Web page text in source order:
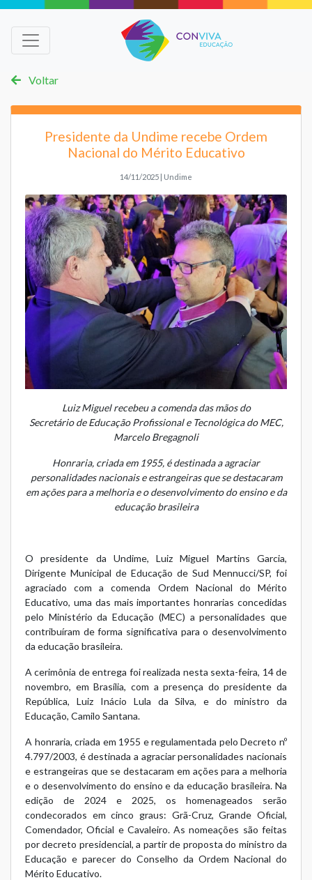
Voltar
Presidente da Undime recebe Ordem
Nacional do Mérito Educativo
14/11/2025 | Undime
Luiz Miguel recebeu a comenda das mãos do
Secretário de Educação Profissional e Tecnológica do MEC,
Marcelo Bregagnoli
Honraria, criada em 1955, é destinada a agraciar
personalidades nacionais e estrangeiras que se destacaram
em ações para a melhoria e o desenvolvimento do ensino e da
educação brasileira
O presidente da Undime, Luiz Miguel Martins Garcia,
Dirigente Municipal de Educação de Sud Mennucci/SP, foi
agraciado com a comenda Ordem Nacional do Mérito
Educativo, uma das mais importantes honrarias concedidas
pelo Ministério da Educação (MEC) a personalidades que
contribuíram de forma significativa para o desenvolvimento
da educação brasileira.
A cerimônia de entrega foi realizada nesta sexta-feira, 14 de
novembro, em Brasília, com a presença do presidente da
República, Luiz Inácio Lula da Silva, e do ministro da
Educação, Camilo Santana.
A honraria, criada em 1955 e regulamentada pelo Decreto nº
4.797/2003, é destinada a agraciar personalidades nacionais
e estrangeiras que se destacaram em ações para a melhoria
e o desenvolvimento do ensino e da educação brasileira. Na
edição de 2024 e 2025, os homenageados serão
condecorados em cinco graus: Grã-Cruz, Grande Oficial,
Comendador, Oficial e Cavaleiro. As nomeações são feitas
por decreto presidencial, a partir de proposta do ministro da
Educação e parecer do Conselho da Ordem Nacional do
Mérito Educativo.